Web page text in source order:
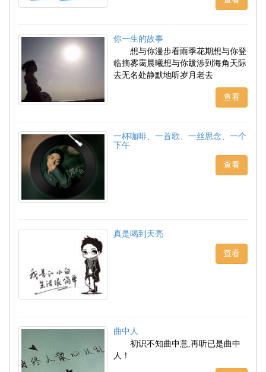
你一生的故事
想与你漫步看雨季花期想与你登
临摘雾霭晨曦想与你跋涉到海角天际
去无名处静默地听岁月老去
查看
一杯咖啡、一首歌、一丝思念、一个
下午
查看
真是喝到天亮
查看
曲中人
初识不知曲中意,再听已是曲中
人！